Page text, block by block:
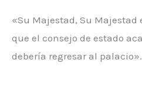
«Su Majestad, Su Majestad
que el consejo de estado
debería regresar al palacio».